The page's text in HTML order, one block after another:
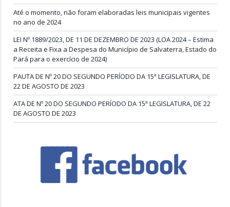
Até o momento, não foram elaboradas leis municipais vigentes
no ano de 2024
LEI Nº 1889/2023, DE 11 DE DEZEMBRO DE 2023 (LOA 2024 – Estima
a Receita e Fixa a Despesa do Município de Salvaterra, Estado do
Pará para o exercício de 2024)
PAUTA DE Nº 20 DO SEGUNDO PERÍODO DA 15ª LEGISLATURA, DE
22 DE AGOSTO DE 2023
ATA DE Nº 20 DO SEGUNDO PERÍODO DA 15ª LEGISLATURA, DE 22
DE AGOSTO DE 2023